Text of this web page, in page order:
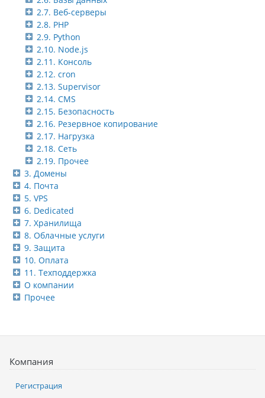
2.7. Веб-серверы
2.8. PHP
2.9. Python
2.10. Node.js
2.11. Консоль
2.12. cron
2.13. Supervisor
2.14. CMS
2.15. Безопасность
2.16. Резервное копирование
2.17. Нагрузка
2.18. Сеть
2.19. Прочее
3. Домены
4. Почта
5. VPS
6. Dedicated
7. Хранилища
8. Облачные услуги
9. Защита
10. Оплата
11. Техподдержка
О компании
Прочее
Компания
Регистрация